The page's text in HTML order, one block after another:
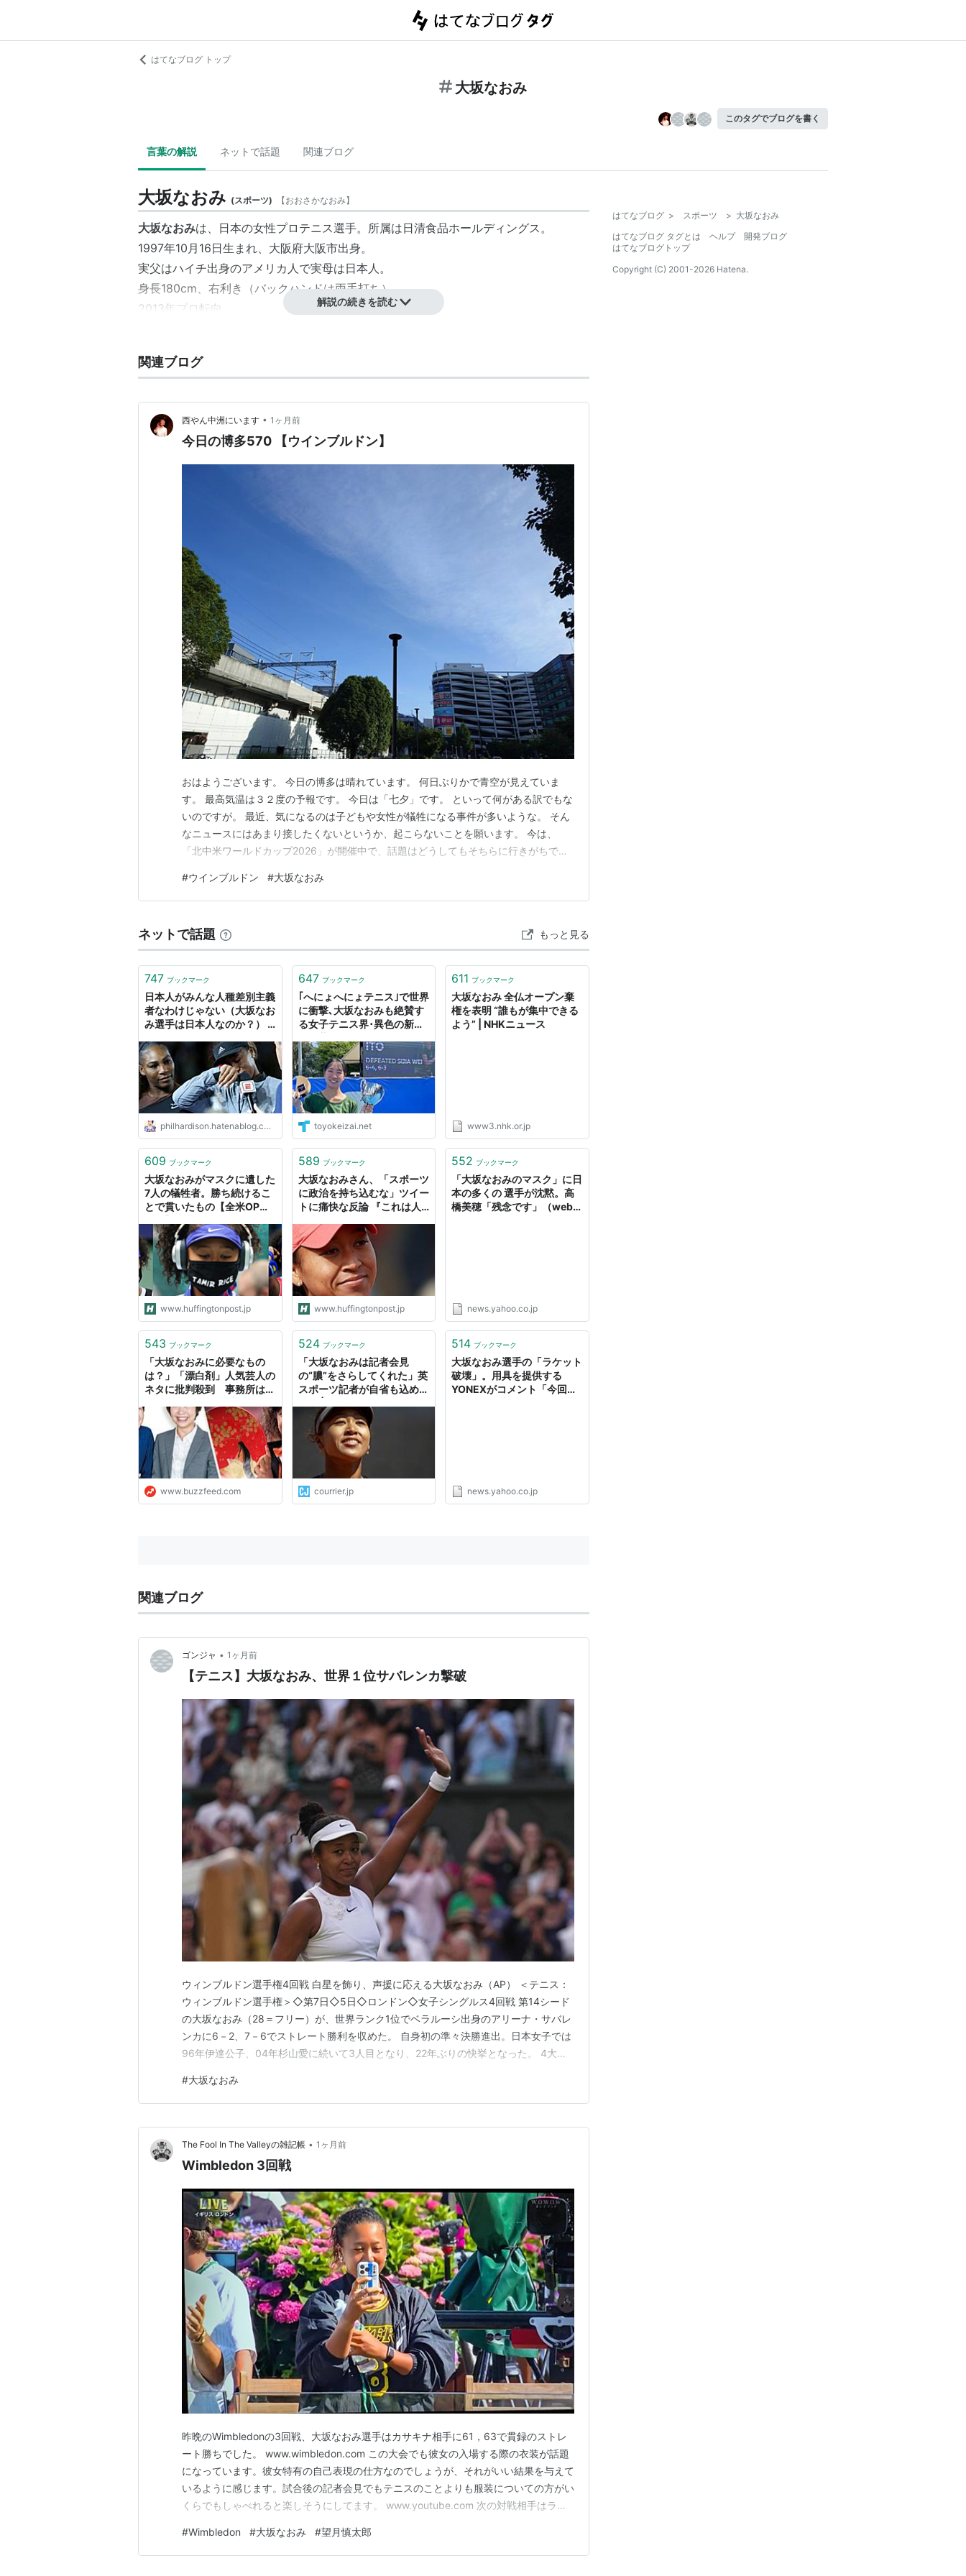
はてなブログ トップ
大坂なおみ
このタグでブログを書く
言葉の解説 ネットで話題 関連ブログ
大坂なおみ (スポーツ) 【おおさかなおみ】
大坂なおみは、日本の女性プロテニス選手。所属は日清食品ホールディングス。
1997年10月16日生まれ、大阪府大阪市出身。
実父はハイチ出身のアメリカ人で実母は日本人。
身長180cm、右利き（バックハンドは両手打ち）。
2013年プロ転向。
タイトル
BNPパリバオープン （2018年）
全米オープンテニス選手権大会 （2018年）
解説の続きを読む
関連ブログ
西やん中洲にいます • 1ヶ月前
今日の博多570 【ウインブルドン】
おはようございます。 今日の博多は晴れています。 何日ぶりかで青空が見えていま
す。 最高気温は３２度の予報です。 今日は「七夕」です。 といって何がある訳でもな
いのですが。 最近、気になるのは子どもや女性が犠牲になる事件が多いような。 そん
なニュースにはあまり接したくないというか、起こらないことを願います。 今は、
「北中米ワールドカップ2026」が開催中で、話題はどうしてもそちらに行きがちです
ベスト１６の試合で、大坂なおみ選手が世界ランク１位のサバレンカ選手にストレート
勝し、ベスト８に進みました。解説の方が言うには…
#ウインブルドン #大坂なおみ
ネットで話題 もっと見る
747 ブックマーク
日本人がみんな人種差別主義
者なわけじゃない（大坂なお
み選手は日本人なのか？） -
philhardison.hatenablog.com
647 ブックマーク
｢へにょへにょテニス｣で世界
に衝撃､大坂なおみも絶賛す
る女子テニス界･異色の新星
のか
toyokeizai.net
611 ブックマーク
大坂なおみ 全仏オープン棄
権を表明 “誰もが集中できる
よう” | NHKニュース
www3.nhk.or.jp
609 ブックマーク
大坂なおみがマスクに遺した
7人の犠牲者。勝ち続けるこ
とで貫いたもの【全米OP・
www.huffingtonpost.jp
589 ブックマーク
大坂なおみさん、「スポーツ
に政治を持ち込むな」ツイー
トに痛快な反論 『これは人
www.huffingtonpost.jp
552 ブックマーク
「大坂なおみのマスク」に日
本の多くの 選手が沈黙。高
橋美穂「残念です」（web
news.yahoo.co.jp
543 ブックマーク
「大坂なおみに必要なもの
は？」「漂白剤」人気芸人の
ネタに批判殺到 事務所は
www.buzzfeed.com
524 ブックマーク
「大坂なおみは記者会見
の“膿”をさらしてくれた」英
スポーツ記者が自省も込めて
なんかじゃない」
courrier.jp
514 ブックマーク
大坂なおみ選手の「ラケット
破壊」。用具を提供する
YONEXがコメント「今回の
news.yahoo.co.jp
関連ブログ
ゴンジャ • 1ヶ月前
【テニス】大坂なおみ、世界１位サバレンカ撃破
ウィンブルドン選手権4回戦 白星を飾り、声援に応える大坂なおみ（AP） ＜テニス：
ウィンブルドン選手権＞◇第7日◇5日◇ロンドン◇女子シングルス4回戦 第14シード
の大坂なおみ（28＝フリー）が、世界ランク1位でベラルーシ出身のアリーナ・サバレ
ンカに6－2、7－6でストレート勝利を収めた。 自身初の準々決勝進出。日本女子では
96年伊達公子、04年杉山愛に続いて3人目となり、22年ぶりの快挙となった。 4大大
8強入り。試合後のコートインタビューで「とても楽しかった。たとえ負けていたとし
ても、試合内容は素晴らしかったと思…
#大坂なおみ
The Fool In The Valleyの雑記帳 • 1ヶ月前
Wimbledon 3回戦
昨晩のWimbledonの3回戦、大坂なおみ選手はカサキナ相手に61，63で貫録のストレ
ート勝ちでした。 www.wimbledon.com この大会でも彼女の入場する際の衣装が話題
になっています。彼女特有の自己表現の仕方なのでしょうが、それがいい結果を与えて
いるように感じます。試合後の記者会見でもテニスのことよりも服装についての方がい
くらでもしゃべれると楽しそうにしてます。 www.youtube.com 次の対戦相手はラン
がありますし、彼女自身も自信を持っているようなので、明日はいい結果がでるん…
#Wimbledon #大坂なおみ #望月慎太郎
はてなブログ > スポーツ > 大坂なおみ
はてなブログ タグとは
ヘルプ
開発ブログ
はてなブログトップ
Copyright (C) 2001-2026 Hatena.